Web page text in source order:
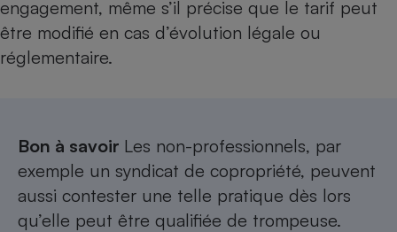
engagement, même s’il précise que le tarif peut
être modifié en cas d’évolution légale ou
réglementaire.
Bon à savoir Les non-professionnels, par
exemple un syndicat de copropriété, peuvent
aussi contester une telle pratique dès lors
qu’elle peut être qualifiée de trompeuse.